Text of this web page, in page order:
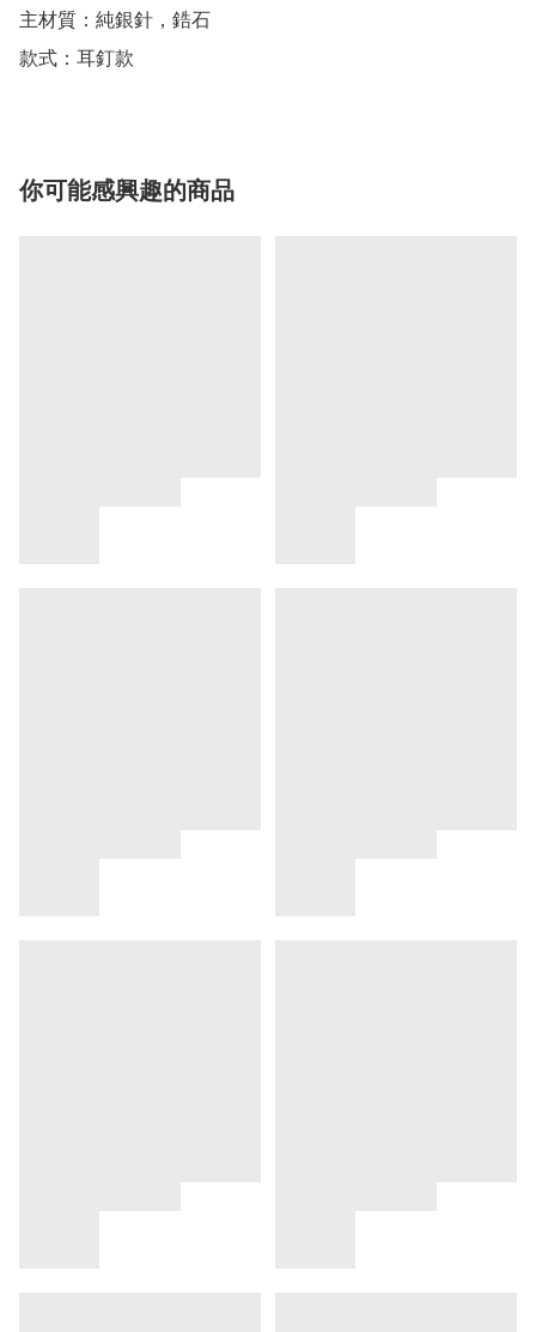
主材質：純銀針，鋯石
款式：耳釘款
你可能感興趣的商品